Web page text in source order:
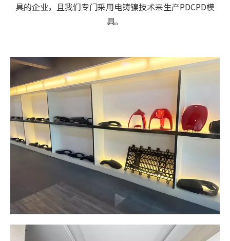
具的企业，且我们专门采用电铸镍技术来生产PDCPD模
具。